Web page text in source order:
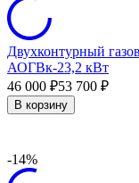
Двухконтурный
АОГВк-23,2 кВт
46 000 ₽53 700 ₽
В корзину
-14%